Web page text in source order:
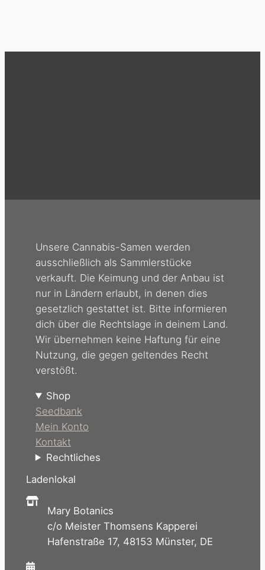
Unsere Cannabis-Samen werden
ausschließlich als Sammlerstücke
verkauft. Die Keimung und der Anbau ist
nur in Ländern erlaubt, in denen dies
gesetzlich gestattet ist. Bitte informieren
dich über die Rechtslage in deinem Land.
Wir übernehmen keine Haftung für eine
Nutzung, die gegen geltendes Recht
verstößt.
Shop
Seedbank
Mein Konto
Kontakt
Rechtliches
Ladenlokal
Mary Botanics
c/o Meister Thomsens Kapperei
Hafenstraße 17, 48153 Münster, DE